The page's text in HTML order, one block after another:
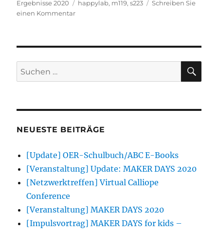
am
Ergebnisse 2020
Schlagwörter
happylab, m119,s223
Schreiben Sie
einen Kommentarzu
Suchen
nach:
NEUESTE BEITRÄGE
[Update] OER-Schulbuch/ABC E-Books
[Veranstaltung] Update: MAKER DAYS 2020
[Netzwerktreffen] Virtual Calliope
Conference
[Veranstaltung] MAKER DAYS 2020
[Impulsvortrag] MAKER DAYS for kids –